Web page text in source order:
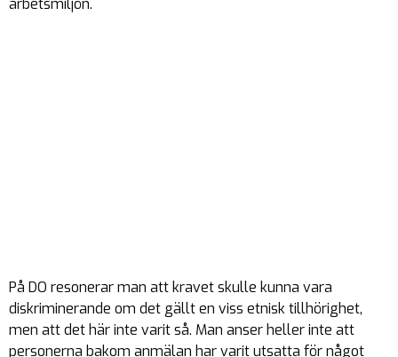
arbetsmiljön.
På DO resonerar man att kravet skulle kunna vara
diskriminerande om det gällt en viss etnisk tillhörighet,
men att det här inte varit så. Man anser heller inte att
personerna bakom anmälan har varit utsatta för något